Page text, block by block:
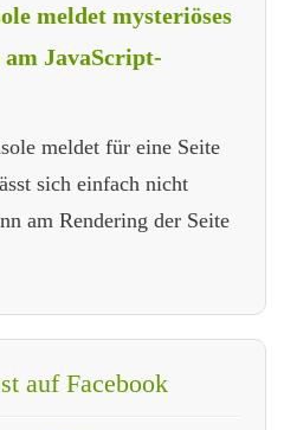
meldet mysteriöses
JavaScript-
meldet für eine Seite
sich einfach nicht
am Rendering der Seite
auf Facebook